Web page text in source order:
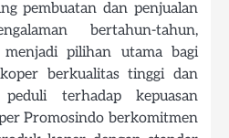
pembuatan dan penjualan
bertahun-tahun,
pilihan utama bagi
berkualitas tinggi dan
terhadap kepuasan
Promosindo berkomitmen